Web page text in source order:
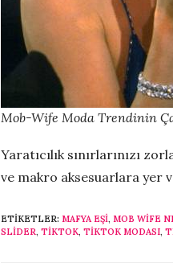
Mob-Wife Moda Trendinin
Yaratıcılık sınırlarınızı
ve makro aksesuarlara yer
ETIKETLER: MAFYA EŞI, MOB WIFE
SLİDER, TIKTOK, TIKTOK MODASI,